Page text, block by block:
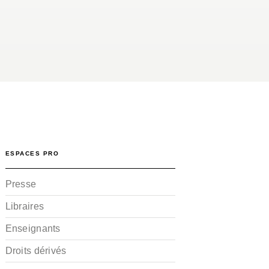
ESPACES PRO
Presse
Libraires
Enseignants
Droits dérivés